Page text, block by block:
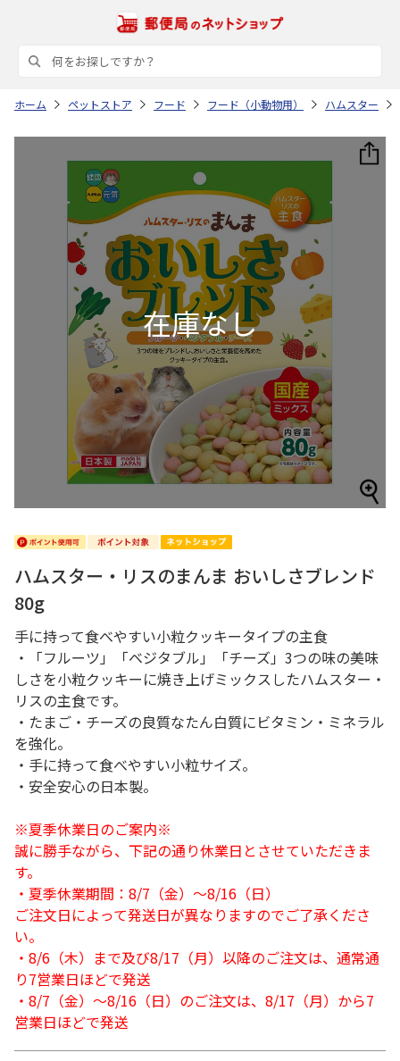
ホーム ペットストア フード フード（小動物用） ハムスター
ハムスター・リスのまんま おいしさブレンド
80g
手に持って食べやすい小粒クッキータイプの主食
・「フルーツ」「ベジタブル」「チーズ」3つの味の美味
しさを小粒クッキーに焼き上げミックスしたハムスター・
リスの主食です。
・たまご・チーズの良質なたん白質にビタミン・ミネラル
を強化。
・手に持って食べやすい小粒サイズ。
・安全安心の日本製。
※夏季休業日のご案内※
誠に勝手ながら、下記の通り休業日とさせていただきま
す。
・夏季休業期間：8/7（金）～8/16（日）
ご注文日によって発送日が異なりますのでご了承くださ
い。
・8/6（木）まで及び8/17（月）以降のご注文は、通常通
り7営業日ほどで発送
・8/7（金）～8/16（日）のご注文は、8/17（月）から7
営業日ほどで発送